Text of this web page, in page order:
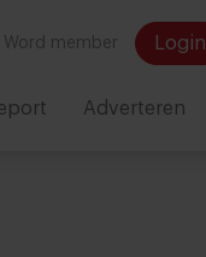
Word member Login
Adverteren